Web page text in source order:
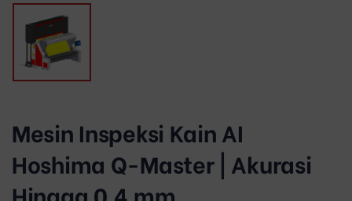
Mesin Inspeksi Kain AI
Hoshima Q-Master | Akurasi
Hingga 0.4 mm